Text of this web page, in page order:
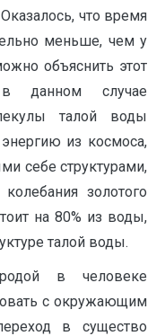
Оказалось, что время
меньше, чем у
объяснить этот
данном случае
талой воды
из космоса,
себе структурами,
золотого
на 80% из воды,
талой воды.
в человеке
с окружающим
в существо